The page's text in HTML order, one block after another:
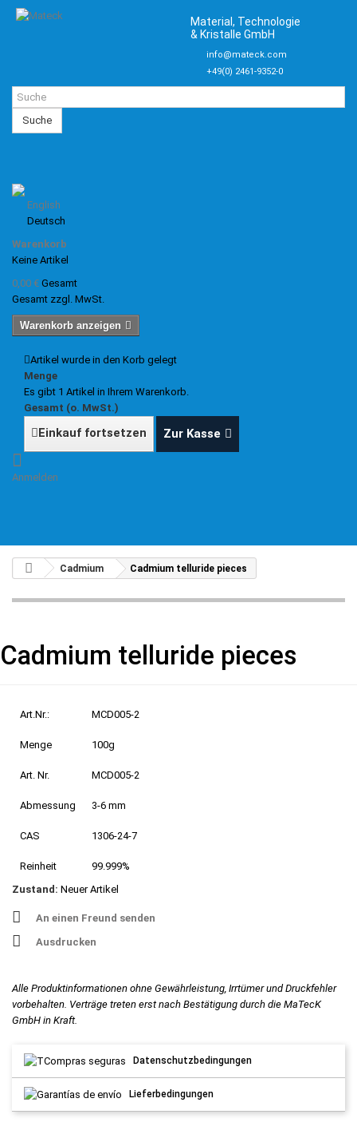
Material, Technologie
& Kristalle GmbH
info@mateck.com
+49(0) 2461-9352-0
Suche
English
Deutsch
Warenkorb
Keine Artikel
0,00 € Gesamt
Gesamt zzgl. MwSt.
Warenkorb anzeigen
Artikel wurde in den Korb gelegt
Menge
Es gibt 1 Artikel in Ihrem Warenkorb.
Gesamt (o. MwSt.)
Einkauf fortsetzen Zur Kasse
Anmelden
Cadmium Cadmium telluride pieces
Cadmium telluride pieces
Art.Nr.: MCD005-2
Menge 100g
Art. Nr. MCD005-2
Abmessung 3-6 mm
CAS 1306-24-7
Reinheit
99.999%
Zustand: Neuer Artikel
An einen Freund senden
Ausdrucken
Alle Produktinformationen ohne Gewährleistung, Irrtümer und Druckfehler
vorbehalten. Verträge treten erst nach Bestätigung durch die MaTecK
GmbH in Kraft.
Datenschutzbedingungen
Lieferbedingungen